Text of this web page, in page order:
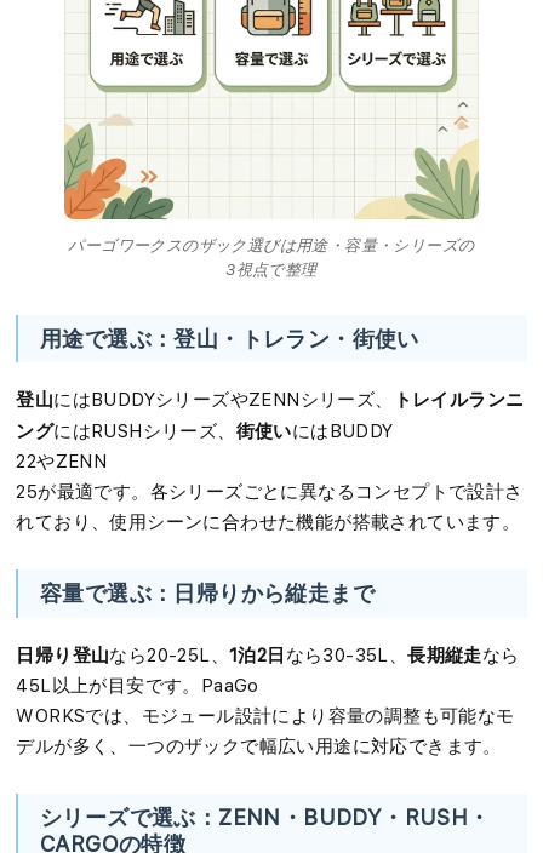
パーゴワークスのザック選びは用途・容量・シリーズの
3視点で整理
用途で選ぶ：登山・トレラン・街使い
登山にはBUDDYシリーズやZENNシリーズ、
トレイルランニ
ングにはRUSHシリーズ、 街使いにはBUDDY
22やZENN
25が最適です。各シリーズごとに異なるコンセプトで設計さ
れており、使用シーンに合わせた機能が搭載されています。
容量で選ぶ：日帰りから縦走まで
日帰り登山なら20-25L、1泊2日 なら30-35L、長期縦走なら
45L以上が目安です。PaaGo
WORKSでは、モジュール設計により容量の調整も可能なモ
デルが多く、一つのザックで幅広い用途に対応できます。
シリーズで選ぶ：ZENN・BUDDY・RUSH・
CARGOの特徴